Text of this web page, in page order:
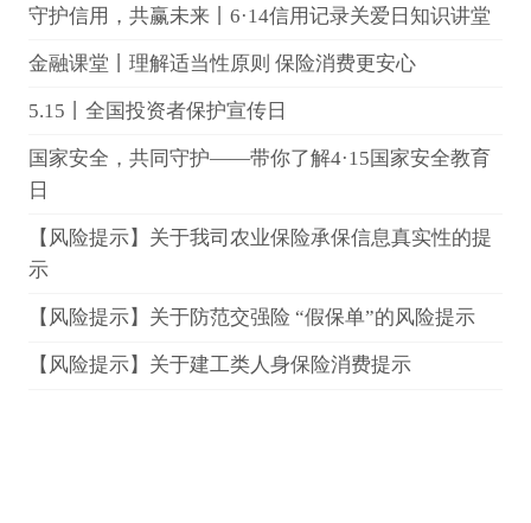
守护信用，共赢未来丨6·14信用记录关爱日知识讲堂
金融课堂丨理解适当性原则 保险消费更安心
5.15丨全国投资者保护宣传日
国家安全，共同守护——带你了解4·15国家安全教育
日
【风险提示】关于我司农业保险承保信息真实性的提
示
【风险提示】关于防范交强险 “假保单”的风险提示
【风险提示】关于建工类人身保险消费提示